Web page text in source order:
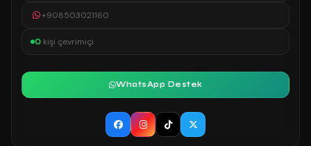
+908503021160
0 kişi çevrimiçi
WhatsApp Destek